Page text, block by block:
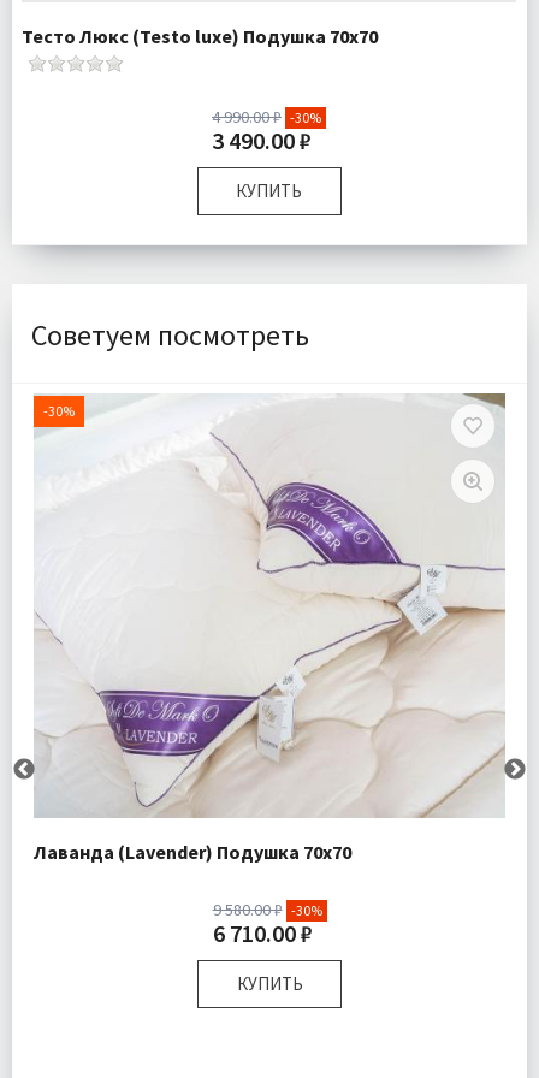
Тесто Люкс (Testo luxe) Подушка 70х70
4 990.00 ₽ -30%
3 490.00 ₽
КУПИТЬ
Размер:
70х70 см
Комплектация:
Ткань:
Советуем посмотреть
-30%
Лаванда (Lavender) Подушка 70х70
9 580.00 ₽ -30%
6 710.00 ₽
КУПИТЬ